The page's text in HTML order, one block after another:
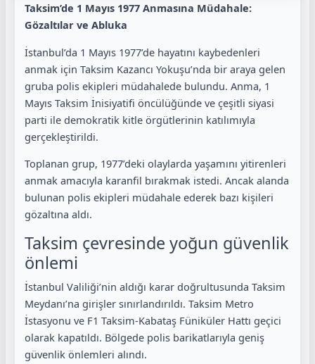
Taksim’de 1 Mayıs 1977 Anmasına Müdahale:
Gözaltılar ve Abluka
İstanbul’da 1 Mayıs 1977’de hayatını kaybedenleri
anmak için Taksim Kazancı Yokuşu’nda bir araya gelen
gruba polis ekipleri müdahalede bulundu. Anma, 1
Mayıs Taksim İnisiyatifi öncülüğünde ve çeşitli siyasi
parti ile demokratik kitle örgütlerinin katılımıyla
gerçekleştirildi.
Toplanan grup, 1977’deki olaylarda yaşamını yitirenleri
anmak amacıyla karanfil bırakmak istedi. Ancak alanda
bulunan polis ekipleri müdahale ederek bazı kişileri
gözaltına aldı.
Taksim çevresinde yoğun güvenlik
önlemi
İstanbul Valiliği’nin aldığı karar doğrultusunda Taksim
Meydanı’na girişler sınırlandırıldı. Taksim Metro
İstasyonu ve F1 Taksim-Kabataş Füniküler Hattı geçici
olarak kapatıldı. Bölgede polis barikatlarıyla geniş
güvenlik önlemleri alındı.